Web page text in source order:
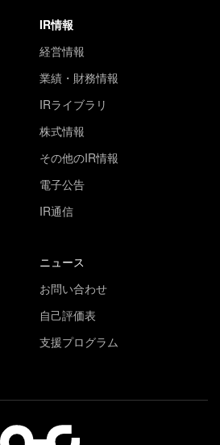
IR情報
経営情報
業績・財務情報
IRライブラリ
株式情報
その他のIR情報
電子公告
IR通信
ニュース
お問い合わせ
自己評価表
支援プログラム